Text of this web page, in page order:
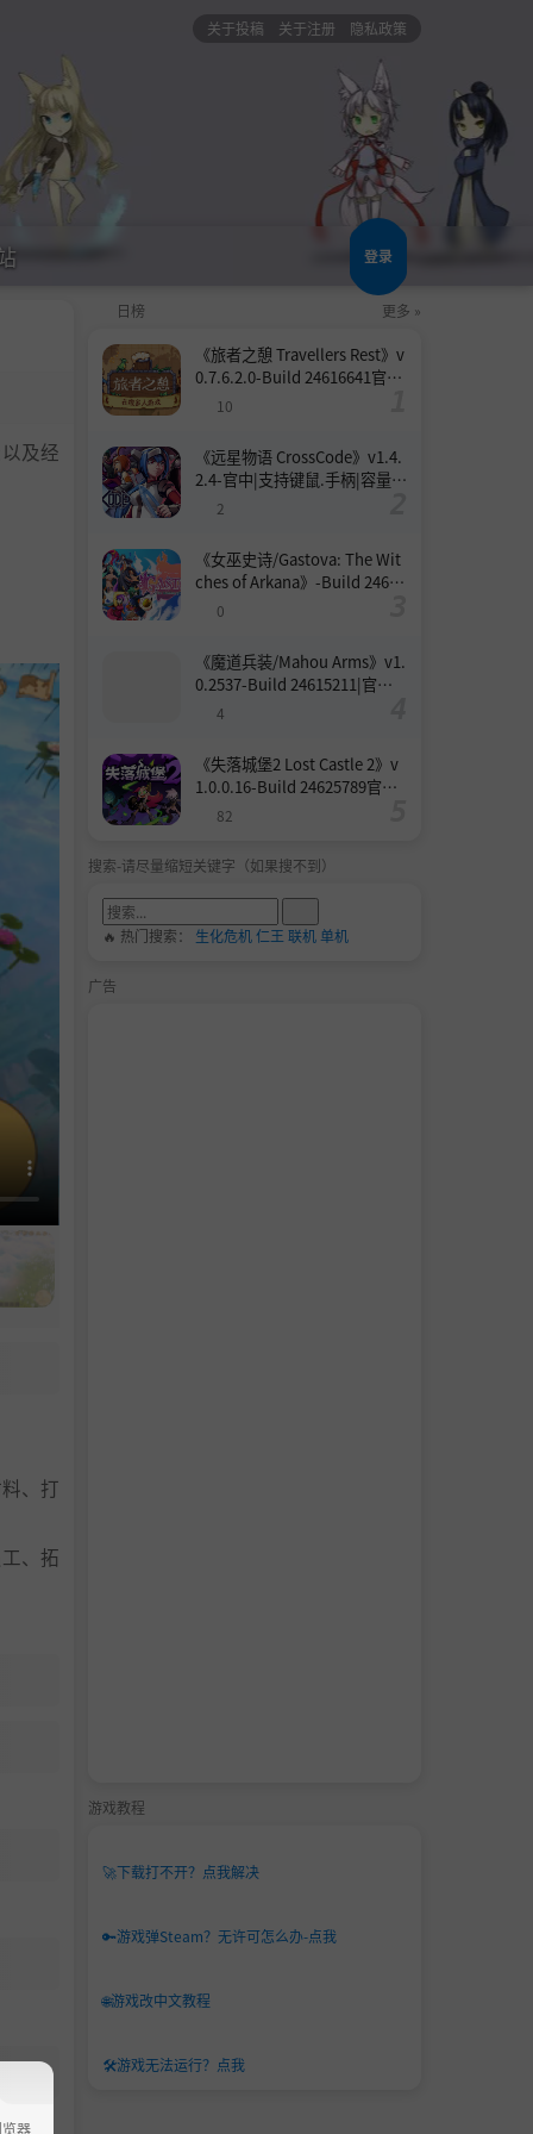
关于投稿 关于注册 隐私政策
登录
及经
、打
、拓
日榜 更多 »
《旅者之憩 Travellers Rest》v
0.7.6.2.0-Build 24616641官中
免安装-简中|支持键鼠.手柄|容
10
《远星物语 CrossCode》v1.4.
2.4-官中|支持键鼠.手柄|容量9
83MB
2
《女巫史诗/Gastova: The Wit
ches of Arkana》-Build 24633
987官中免安装-简中|支持键鼠.
0
《魔道兵装/Mahou Arms》v1.
0.2537-Build 24615211|官方
原版英文|支持键鼠.手柄|容量1
4
《失落城堡2 Lost Castle 2》v
1.0.0.16-Build 24625789官中
免安装-简中|容量1.6GB
82
搜索-请尽量缩短关键字（如果搜不到）
🔥 热门搜索： 生化危机仁王 联机单机
广告
游戏教程
🚀下载打不开？点我解决
🔑游戏弹Steam？无许可怎么办-点我
🌐游戏改中文教程
🛠️游戏无法运行？点我
器